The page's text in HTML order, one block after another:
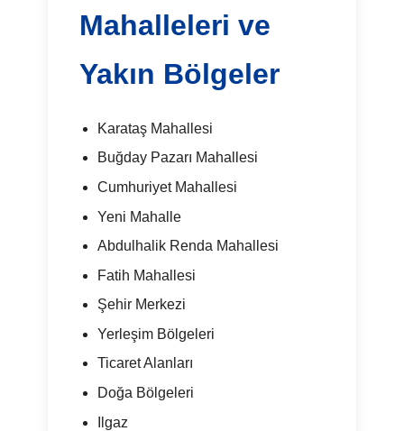
Mahalleleri ve
Yakın Bölgeler
Karataş Mahallesi
Buğday Pazarı Mahallesi
Cumhuriyet Mahallesi
Yeni Mahalle
Abdulhalik Renda Mahallesi
Fatih Mahallesi
Şehir Merkezi
Yerleşim Bölgeleri
Ticaret Alanları
Doğa Bölgeleri
Ilgaz